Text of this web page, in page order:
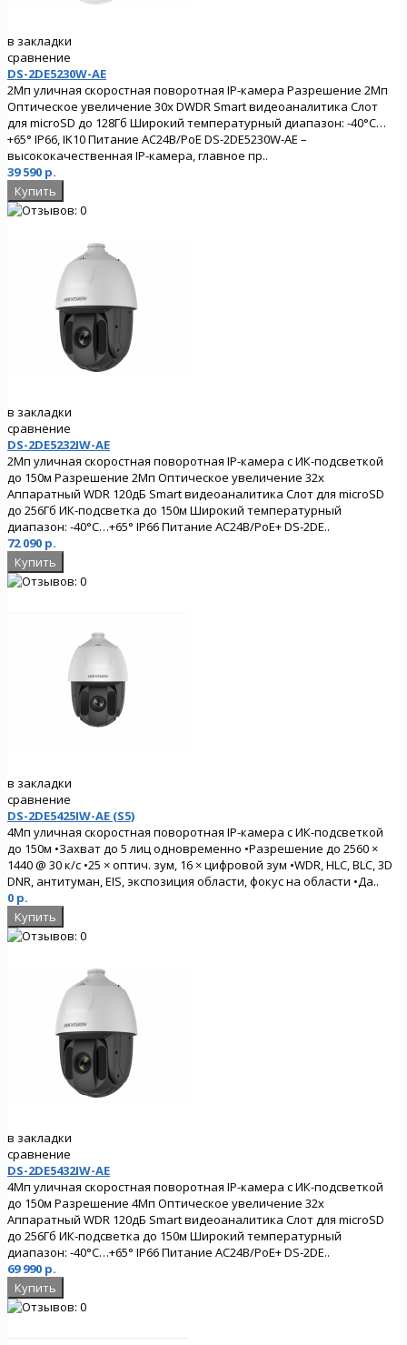
в закладки
сравнение
DS-2DE5230W-AE
2Мп уличная скоростная поворотная IP-камера Разрешение 2Мп
Оптическое увеличение 30х DWDR Smart видеоаналитика Слот
для microSD до 128Гб Широкий температурный диапазон: -40°C…
+65° IP66, IK10 Питание AC24В/PoE DS-2DE5230W-AE –
высококачественная IP-камера, главное пр..
39 590 р.
в закладки
сравнение
DS-2DE5232IW-AE
2Мп уличная скоростная поворотная IP-камера с ИК-подсветкой
до 150м Разрешение 2Мп Оптическое увеличение 32х
Аппаратный WDR 120дБ Smart видеоаналитика Слот для microSD
до 256Гб ИК-подсветка до 150м Широкий температурный
диапазон: -40°C…+65° IP66 Питание AC24В/PoE+ DS-2DE..
72 090 р.
в закладки
сравнение
DS-2DE5425IW-AE (S5)
4Мп уличная скоростная поворотная IP-камера с ИК-подсветкой
до 150м •Захват до 5 лиц одновременно •Разрешение до 2560 ×
1440 @ 30 к/с •25 × оптич. зум, 16 × цифровой зум •WDR, HLC, BLC, 3D
DNR, антитуман, EIS, экспозиция области, фокус на области •Да..
0 р.
в закладки
сравнение
DS-2DE5432IW-AE
4Мп уличная скоростная поворотная IP-камера с ИК-подсветкой
до 150м Разрешение 4Мп Оптическое увеличение 32х
Аппаратный WDR 120дБ Smart видеоаналитика Слот для microSD
до 256Гб ИК-подсветка до 150м Широкий температурный
диапазон: -40°C…+65° IP66 Питание AC24В/PoE+ DS-2DE..
69 990 р.